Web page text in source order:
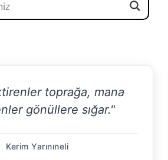
toprağa, mana
gönüllere sığar."
Kerim Yarınıneli